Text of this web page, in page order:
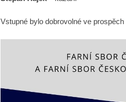
Vstupné bylo dobrovolné ve prospěch